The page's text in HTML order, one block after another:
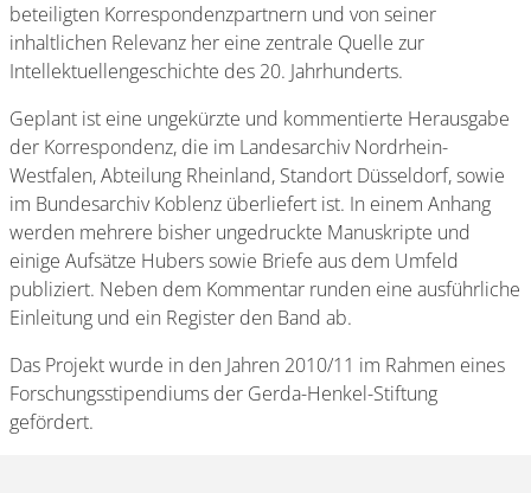
beteiligten Korrespondenzpartnern und von seiner
inhaltlichen Relevanz her eine zentrale Quelle zur
Intellektuellengeschichte des 20. Jahrhunderts.
Geplant ist eine ungekürzte und kommentierte Herausgabe
der Korrespondenz, die im Landesarchiv Nordrhein-
Westfalen, Abteilung Rheinland, Standort Düsseldorf, sowie
im Bundesarchiv Koblenz überliefert ist. In einem Anhang
werden mehrere bisher ungedruckte Manuskripte und
einige Aufsätze Hubers sowie Briefe aus dem Umfeld
publiziert. Neben dem Kommentar runden eine ausführliche
Einleitung und ein Register den Band ab.
Das Projekt wurde in den Jahren 2010/11 im Rahmen eines
Forschungsstipendiums der Gerda-Henkel-Stiftung
gefördert.